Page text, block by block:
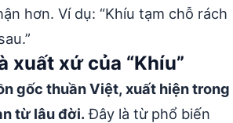
hơn. Ví dụ: “Khíu tạm chỗ rách
xuất xứ của “Khíu”
gốc thuần Việt, xuất hiện trong
từ lâu đời.Đây là từ phổ biến